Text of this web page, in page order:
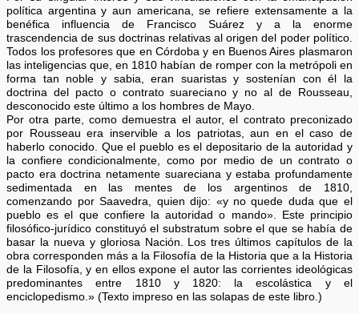
política argentina y aun americana, se refiere extensamente a la
benéfica influencia de Francisco Suárez y a la enorme
trascendencia de sus doctrinas relativas al origen del poder político.
Todos los profesores que en Córdoba y en Buenos Aires plasmaron
las inteligencias que, en 1810 habían de romper con la metrópoli en
forma tan noble y sabia, eran suaristas y sostenían con él la
doctrina del pacto o contrato suareciano y no al de Rousseau,
desconocido este último a los hombres de Mayo.
Por otra parte, como demuestra el autor, el contrato preconizado
por Rousseau era inservible a los patriotas, aun en el caso de
haberlo conocido. Que el pueblo es el depositario de la autoridad y
la confiere condicionalmente, como por medio de un contrato o
pacto era doctrina netamente suareciana y estaba profundamente
sedimentada en las mentes de los argentinos de 1810,
comenzando por Saavedra, quien dijo: «y no quede duda que el
pueblo es el que confiere la autoridad o mando». Este principio
filosófico-jurídico constituyó el substratum sobre el que se había de
basar la nueva y gloriosa Nación. Los tres últimos capítulos de la
obra corresponden más a la Filosofía de la Historia que a la Historia
de la Filosofía, y en ellos expone el autor las corrientes ideológicas
predominantes entre 1810 y 1820: la escolástica y el
enciclopedismo.» (Texto impreso en las solapas de este libro.)